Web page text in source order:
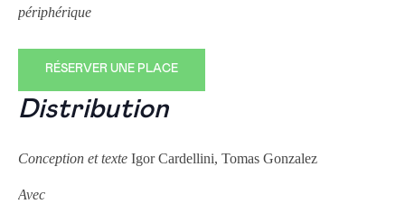
périphérique
RÉSERVER UNE PLACE
Distribution
Conception et texteIgor Cardellini, Tomas Gonzalez
Avec